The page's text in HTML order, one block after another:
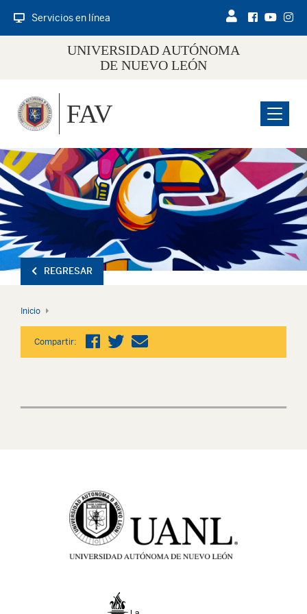
Servicios en línea
UNIVERSIDAD AUTÓNOMA
DE NUEVO LEÓN
Menu
FAV
REGRESAR
Inicio
Compartir: